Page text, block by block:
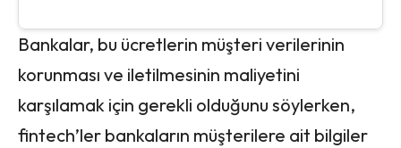
Bankalar, bu ücretlerin müşteri verilerinin
korunması ve iletilmesinin maliyetini
karşılamak için gerekli olduğunu söylerken,
fintech’ler bankaların müşterilere ait bilgiler